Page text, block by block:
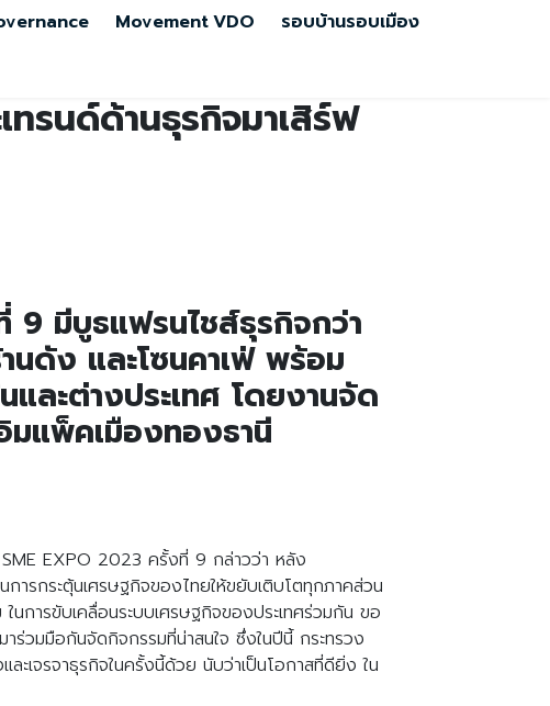
MovementVDO รอบบ้านรอบเมือง
ทรนด์ด้านธุรกิจมาเสิร์ฟ
9 มีบูธแฟรนไชส์ธุรกิจกว่า
ดัง และโซนคาเฟ่ พร้อม
และต่างประเทศ โดยงานจัด
แพ็คเมืองทองธานี
SME EXPO 2023 ครั้งที่ 9 กล่าวว่า หลัง
รกระตุ้นเศรษฐกิจของไทยให้ขยับเติบโตทุกภาคส่วน
การขับเคลื่อนระบบเศรษฐกิจของประเทศร่วมกัน ขอ
วมมือกันจัดกิจกรรมที่น่าสนใจ ซึ่งในปีนี้ กระทรวง
เจรจาธุรกิจในครั้งนี้ด้วย นับว่าเป็นโอกาสที่ดียิ่ง ใน